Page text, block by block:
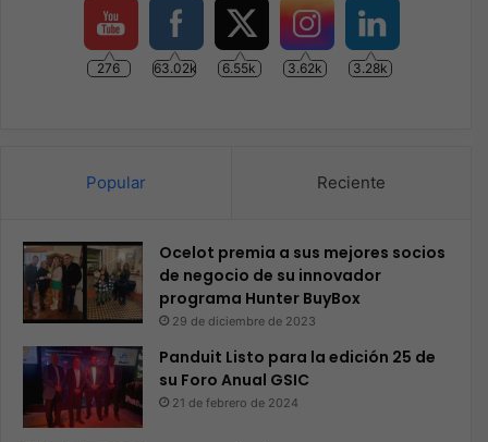
276 63.02k 6.55k 3.62k 3.28k
Popular Reciente
Ocelot premia a sus mejores socios
de negocio de su innovador
programa Hunter BuyBox
29 de diciembre de 2023
Panduit Listo para la edición 25 de
su Foro Anual GSIC
21 de febrero de 2024